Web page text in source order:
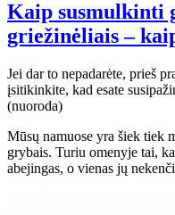
Kaip susmulkinti
griežinėliais –
Jei dar to nepadarėte, prieš
įsitikinkite, kad esate
(nuoroda)
Mūsų namuose yra šiek tiek
grybais. Turiu omenyje tai,
abejingas, o vienas jų